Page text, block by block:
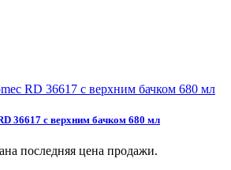
36617 с верхним бачком 680 мл
последняя цена продажи.